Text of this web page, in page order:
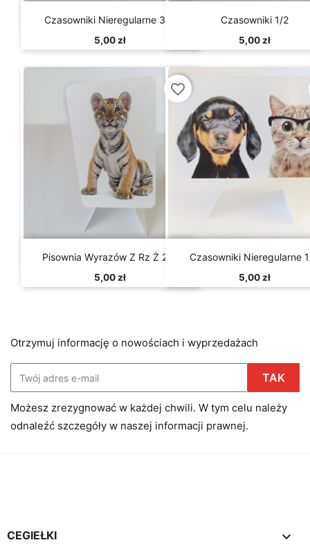
Szybki podgląd
Czasowniki Nieregularne 3/4
5,00 zł
Szybki podgląd
Czasowniki 1/2
5,00 zł
Szybki podgląd
Pisownia Wyrazów Z Rz Ż 2/4
5,00 zł
favorite_border
Szybki podgląd
Czasowniki Nieregularne
5,00 zł
Otrzymuj informację o nowościach i wyprzedażach
Możesz zrezygnować w każdej chwili. W tym celu należy
odnaleźć szczegóły w naszej informacji prawnej.
CEGIEŁKI 